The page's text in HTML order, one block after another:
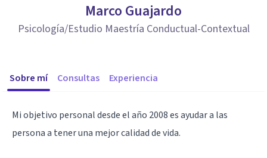
Marco Guajardo
Psicología/Estudio Maestría Conductual-Contextual
Sobre mí Consultas Experiencia
Mi objetivo personal desde el año 2008 es ayudar a las
persona a tener una mejor calidad de vida.